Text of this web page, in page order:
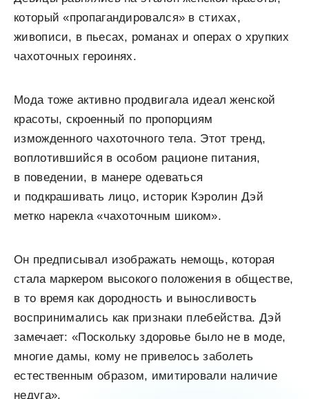
который «пропагандировался» в стихах,
живописи, в пьесах, романах и операх о хрупких
чахоточных героинях.
Мода тоже активно продвигала идеал женской
красоты, скроенный по пропорциям
изможденного чахоточного тела. Этот тренд,
воплотившийся в особом рационе питания,
в поведении, в манере одеваться
и подкрашивать лицо, историк Кэролин Дэй
метко нарекла «чахоточным шиком».
Он предписывал изображать немощь, которая
стала маркером высокого положения в обществе,
в то время как дородность и выносливость
воспринимались как признаки плебейства. Дэй
замечает: «Поскольку здоровье было не в моде,
многие дамы, кому не привелось заболеть
естественным образом, имитировали наличие
недуга».